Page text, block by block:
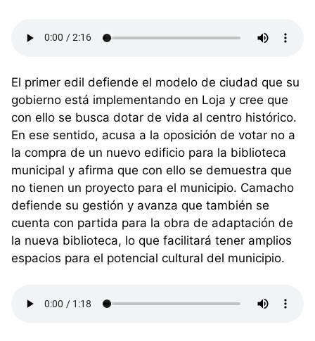
El primer edil defiende el modelo de ciudad que su
gobierno está implementando en Loja y cree que
con ello se busca dotar de vida al centro histórico.
En ese sentido, acusa a la oposición de votar no a
la compra de un nuevo edificio para la biblioteca
municipal y afirma que con ello se demuestra que
no tienen un proyecto para el municipio. Camacho
defiende su gestión y avanza que también se
cuenta con partida para la obra de adaptación de
la nueva biblioteca, lo que facilitará tener amplios
espacios para el potencial cultural del municipio.